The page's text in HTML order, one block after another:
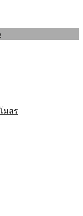
มสร